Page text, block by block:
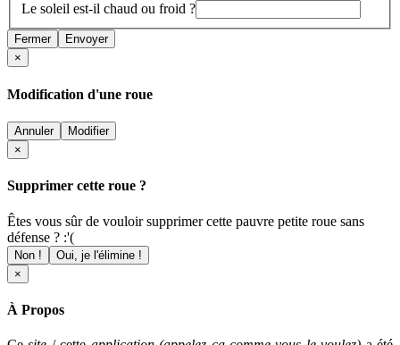
Le soleil est-il chaud ou froid ?
Fermer
Envoyer
×
Modification d'une roue
Annuler
Modifier
×
Supprimer cette roue ?
Êtes vous sûr de vouloir supprimer cette pauvre petite roue sans
défense ? :'(
Non !
Oui, je l'élimine !
×
À Propos